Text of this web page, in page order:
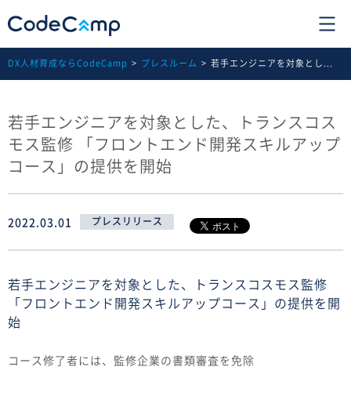
DX人材育成ならCodeCamp プレスルーム 若手エンジニアを対象とし...
若手エンジニアを対象とした、トランスコス
モス監修 「フロントエンド開発スキルアップ
コース」の提供を開始
2022.03.01 プレスリリース
若手エンジニアを対象とした、トランスコスモス監修
「フロントエンド開発スキルアップコース」の提供を開
始
コース修了者には、監修企業の書類審査を免除